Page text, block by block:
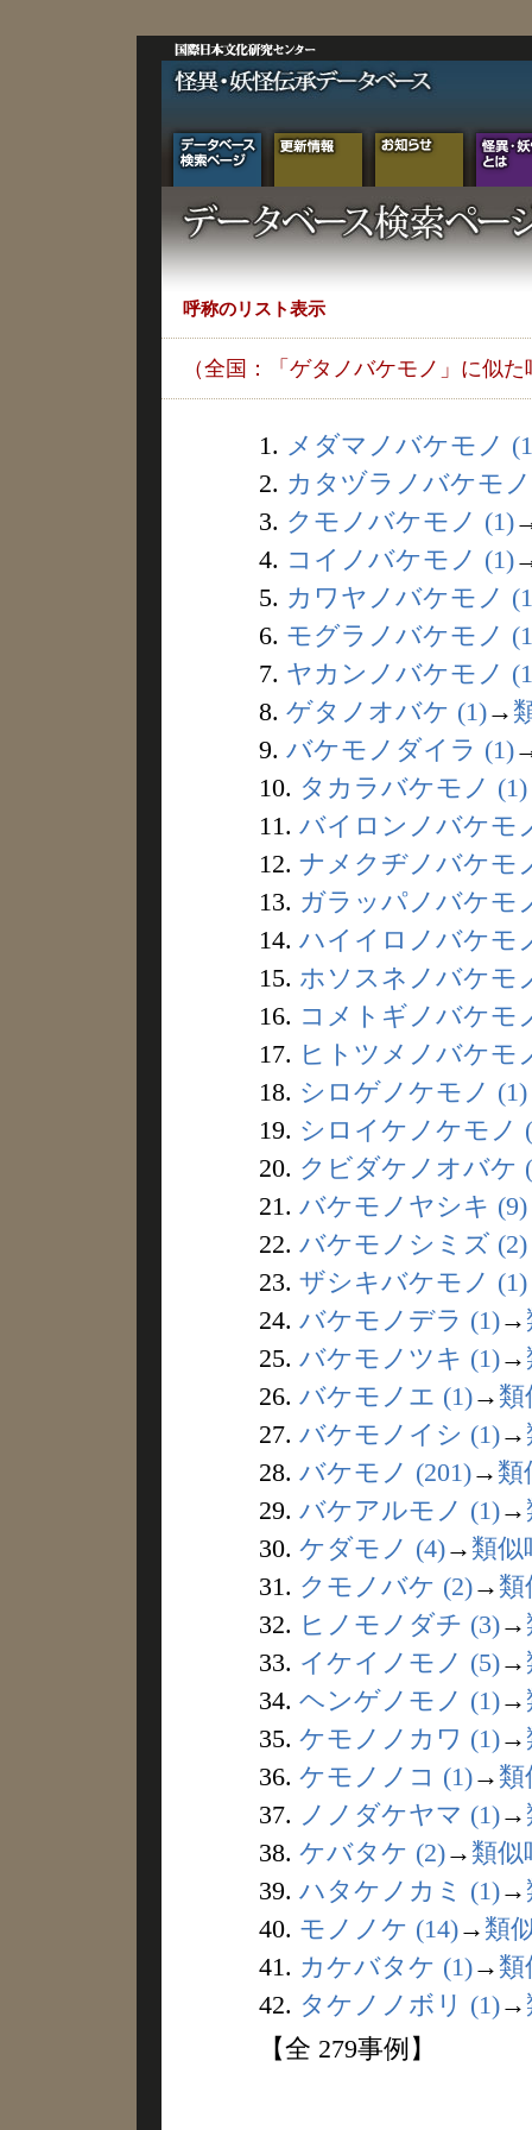
呼称のリスト表示
（全国：「ゲタノバケモノ」に似た
1. メダマノバケモノ
2. カタヅラノバケモ
3. クモノバケモノ (1)
4. コイノバケモノ (1)
5. カワヤノバケモノ
6. モグラノバケモノ
7. ヤカンノバケモノ
8. ゲタノオバケ (1)→
9. バケモノダイラ (1)
10. タカラバケモノ (1)
11. バイロンノバケモ
12. ナメクヂノバケモ
13. ガラッパノバケモ
14. ハイイロノバケモ
15. ホソスネノバケモ
16. コメトギノバケモ
17. ヒトツメノバケモ
18. シロゲノケモノ (1)
19. シロイケノケモノ
20. クビダケノオバケ
21. バケモノヤシキ (9)
22. バケモノシミズ (2)
23. ザシキバケモノ (1)
24. バケモノデラ (1)→
25. バケモノツキ (1)→
26. バケモノエ (1)→ 類
27. バケモノイシ (1)→
28. バケモノ (201)→ 類
29. バケアルモノ (1)→
30. ケダモノ (4)→ 類似
31. クモノバケ (2)→ 類
32. ヒノモノダチ (3)→
33. イケイノモノ (5)→
34. ヘンゲノモノ (1)→
35. ケモノノカワ (1)→
36. ケモノノコ (1)→ 類
37. ノノダケヤマ (1)→
38. ケバタケ (2)→ 類似
39. ハタケノカミ (1)→
40. モノノケ (14)→ 類
41. カケバタケ (1)→ 類
42. タケノノボリ (1)→
【全 279事例】